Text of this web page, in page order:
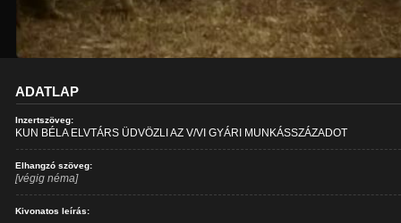
ADATLAP
Inzertszöveg:
KUN BÉLA ELVTÁRS ÜDVÖZLI AZ V/VI GYÁRI MUNKÁSSZÁZADOT
Elhangzó szöveg:
[végig néma]
Kivonatos leírás: